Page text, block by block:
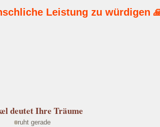
Leistung zu würdigen
deutet Ihre Träume
ruht gerade